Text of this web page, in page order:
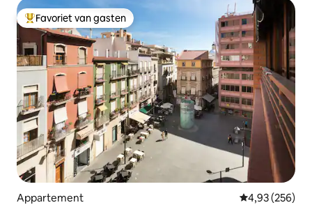
Topfavoriet van gasten
Favoriet van gasten
Appartement Gemiddelde
4,93 (256)